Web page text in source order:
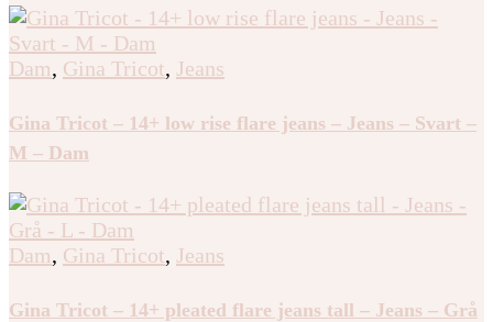
Dam, Gina Tricot, Jeans
Gina Tricot – 14+ low rise flare jeans – Jeans – Svart –
M – Dam
Dam, Gina Tricot, Jeans
Gina Tricot – 14+ pleated flare jeans tall – Jeans – Grå